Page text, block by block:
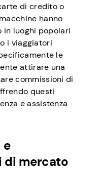
di credito o
hanno
in luoghi popolari
i viaggiatori
le
attirare una
commissioni di
questi
e assistenza
e
di mercato